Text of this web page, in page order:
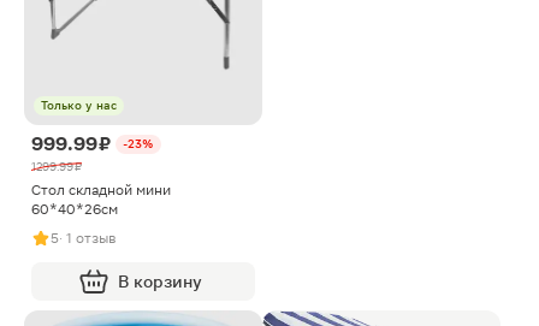
Только у нас
999.99 ₽
-23%
1299.99 ₽
Стол складной мини
60*40*26см
5· 1 отзыв
В корзину